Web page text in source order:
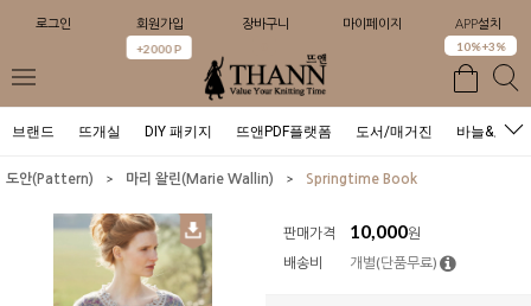
로그인 회원가입
+2000 P
장바구니 마이페이지 APP설치
10%+3%
브랜드 뜨개실 DIY 패키지 뜨앤PDF플랫폼 도서/매거진 바늘&도구
도안(Pattern) > 마리 왈린(Marie Wallin) > Springtime Book
판매가격 10,000원
배송비
개별(단품무료)